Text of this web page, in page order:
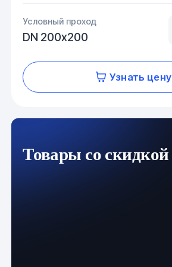
Условный проход
DN 200х200
Узнать цену
Товары со скидкой